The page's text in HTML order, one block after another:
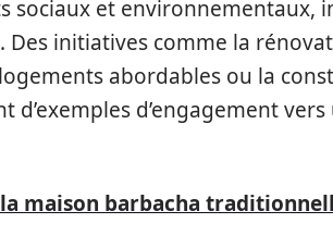
sociaux et environnementaux,
. Des initiatives comme la
abordables ou la
d’exemples d’engagement
maison barbacha